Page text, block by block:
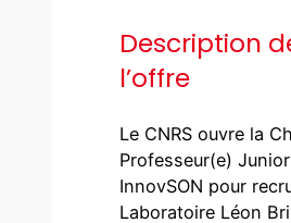
Description
l’offre
Le CNRS ouvre la
Professeur(e) Junior
InnovSON pour
Laboratoire Léon